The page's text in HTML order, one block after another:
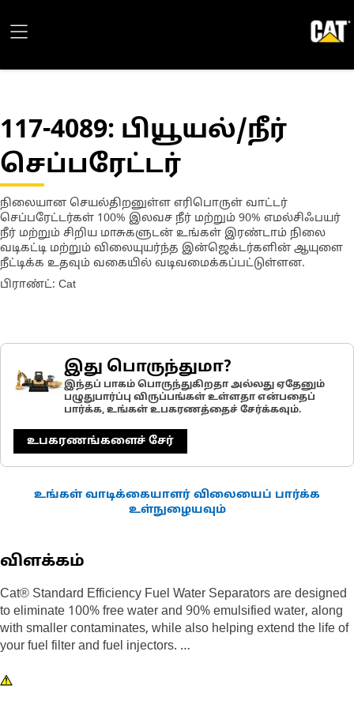
117-4089: பியூயல்/நீர்
செப்பரேட்டர்
நிலையான செயல்திறனுள்ள எரிபொருள் வாட்டர்
செப்பரேட்டர்கள் 100% இலவச நீர் மற்றும் 90% எமல்சிஃபயர்
நீர் மற்றும் சிறிய மாசுகளுடன் உங்கள் இரண்டாம் நிலை
வடிகட்டி மற்றும் விலையுயர்ந்த இன்ஜெக்டர்களின் ஆயுளை
நீட்டிக்க உதவும் வகையில் வடிவமைக்கப்பட்டுள்ளன.
பிராண்ட்: Cat
இது பொருந்துமா?
இந்தப் பாகம் பொருந்துகிறதா அல்லது ஏதேனும்
பழுதுபார்ப்பு விருப்பங்கள் உள்ளதா என்பதைப்
பார்க்க, உங்கள் உபகரணத்தைச் சேர்க்கவும்.
உபகரணங்களைச் சேர்
உங்கள் வாடிக்கையாளர் விலையைப் பார்க்க
உள்நுழையவும்
விளக்கம்
Cat® Standard Efficiency Fuel Water Separators are designed
to eliminate 100% free water and 90% emulsified water, along
with smaller contaminates, while also helping extend the life of
your fuel filter and fuel injectors.
Designed and built specifically for Cat® equipment, our fuel